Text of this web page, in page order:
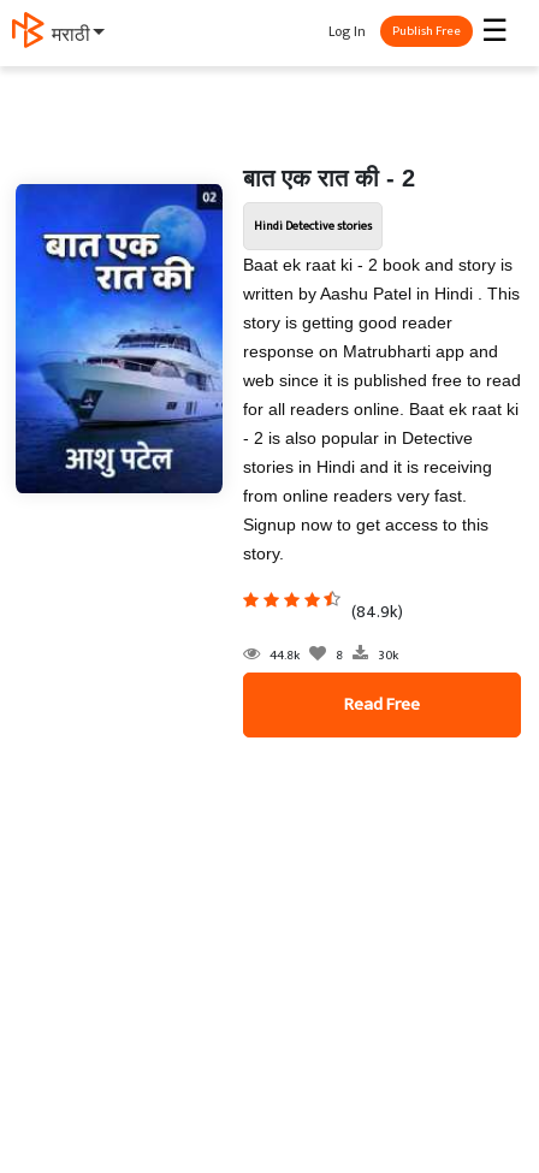
मराठी ☰
Log In Publish Free
बात एक रात की - 2
Hindi Detective stories
Baat ek raat ki - 2 book and story is
written by Aashu Patel in Hindi . This
story is getting good reader
response on Matrubharti app and
web since it is published free to read
for all readers online. Baat ek raat ki
- 2 is also popular in Detective
stories in Hindi and it is receiving
from online readers very fast.
Signup now to get access to this
story.
(84.9k)
44.8k 8 30k
Read Free